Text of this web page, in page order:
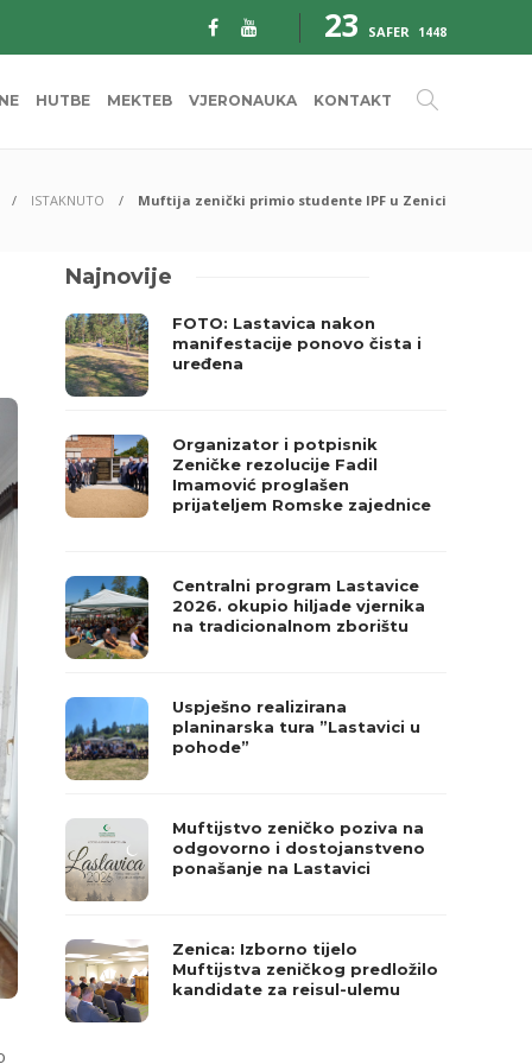
23 SAFER 1448
HUTBE MEKTEB VJERONAUKA KONTAKT
ISTAKNUTO Muftija zenički primio studente IPF u Zenici
Najnovije
FOTO: Lastavica nakon
manifestacije ponovo čista i
uređena
Organizator i potpisnik
Zeničke rezolucije Fadil
Imamović proglašen
prijateljem Romske zajednice
Centralni program Lastavice
2026. okupio hiljade vjernika
na tradicionalnom zborištu
Uspješno realizirana
planinarska tura ”Lastavici u
pohode”
Muftijstvo zeničko poziva na
odgovorno i dostojanstveno
ponašanje na Lastavici
Zenica: Izborno tijelo
Muftijstva zeničkog predložilo
kandidate za reisul-ulemu